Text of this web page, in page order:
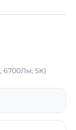
мм
6700Лм, 5К)